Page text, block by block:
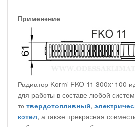
Применение
Радиатор Kermi FKO 11 300x1100
для работы в составе любой
то твердотопливный,
котел, а также прекрасная